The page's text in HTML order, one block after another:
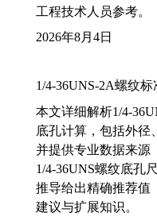
工程技术人员参考。
2026年8月4日
1/4-36UNS-2A螺纹
本文详细解析1/4-
底孔计算，包括外径
并提供专业数据来源
1/4-36UNS螺纹底孔
推导给出精确推荐值
建议与扩展知识。